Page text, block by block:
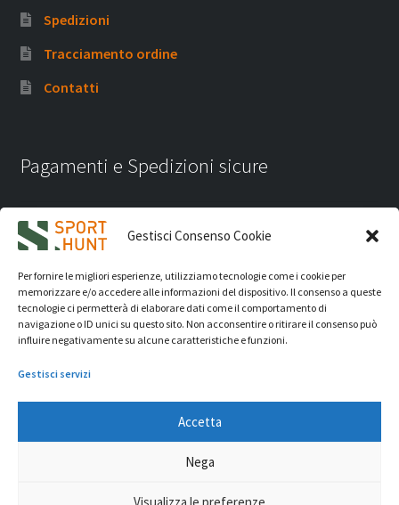
Gestisci Consenso Cookie
Per fornire le migliori esperienze, utilizziamo tecnologie come i cookie per
memorizzare e/o accedere alle informazioni del dispositivo. Il consenso a queste
tecnologie ci permetterà di elaborare dati come il comportamento di
navigazione o ID unici su questo sito. Non acconsentire o ritirare il consenso può
influire negativamente su alcune caratteristiche e funzioni.
Gestisci servizi
Accetta
Nega
Visualizza le preferenze
Spedizioni
Tracciamento ordine
Contatti
Pagamenti e Spedizioni sicure
iVision Communication S.r.l.- P.Iva 04233830407 - REA: RN
331582 Copyright 2026. Tutti i diritti riservati.